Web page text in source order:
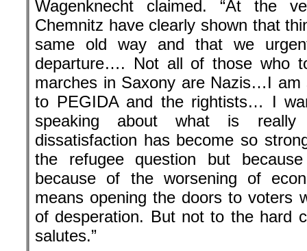
Wagenknecht claimed. “At the
Chemnitz have clearly shown that
same old way and that we
departure…. Not all of those who
marches in Saxony are Nazis…I am
to PEGIDA and the rightists… I
speaking about what is
dissatisfaction has become so
the refugee question but
because of the worsening of
means opening the doors to voters
of desperation. But not to the hard
salutes.”